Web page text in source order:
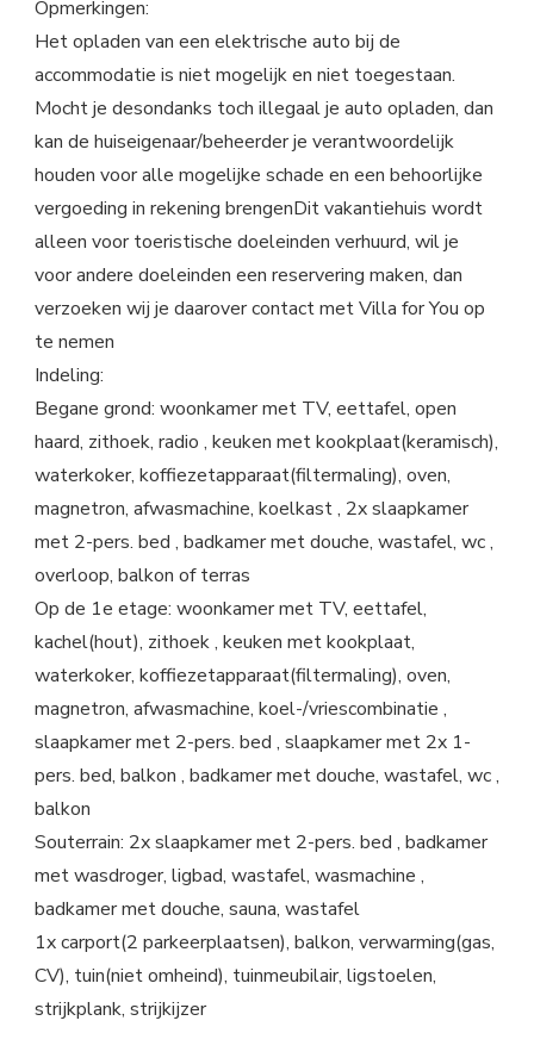
Opmerkingen:
Het opladen van een elektrische auto bij de
accommodatie is niet mogelijk en niet toegestaan.
Mocht je desondanks toch illegaal je auto opladen, dan
kan de huiseigenaar/beheerder je verantwoordelijk
houden voor alle mogelijke schade en een behoorlijke
vergoeding in rekening brengenDit vakantiehuis wordt
alleen voor toeristische doeleinden verhuurd, wil je
voor andere doeleinden een reservering maken, dan
verzoeken wij je daarover contact met Villa for You op
te nemen
Indeling:
Begane grond: woonkamer met TV, eettafel, open
haard, zithoek, radio , keuken met kookplaat(keramisch),
waterkoker, koffiezetapparaat(filtermaling), oven,
magnetron, afwasmachine, koelkast , 2x slaapkamer
met 2-pers. bed , badkamer met douche, wastafel, wc ,
overloop, balkon of terras
Op de 1e etage: woonkamer met TV, eettafel,
kachel(hout), zithoek , keuken met kookplaat,
waterkoker, koffiezetapparaat(filtermaling), oven,
magnetron, afwasmachine, koel-/vriescombinatie ,
slaapkamer met 2-pers. bed , slaapkamer met 2x 1-
pers. bed, balkon , badkamer met douche, wastafel, wc ,
balkon
Souterrain: 2x slaapkamer met 2-pers. bed , badkamer
met wasdroger, ligbad, wastafel, wasmachine ,
badkamer met douche, sauna, wastafel
1x carport(2 parkeerplaatsen), balkon, verwarming(gas,
CV), tuin(niet omheind), tuinmeubilair, ligstoelen,
strijkplank, strijkijzer